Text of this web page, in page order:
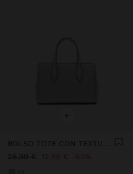
+
25,99 €
12,99 € 50%